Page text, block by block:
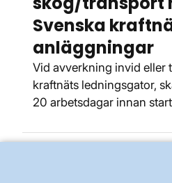
Svenska
anläggningar
Vid avverkning invid eller
kraftnäts ledningsgator,
20 arbetsdagar innan